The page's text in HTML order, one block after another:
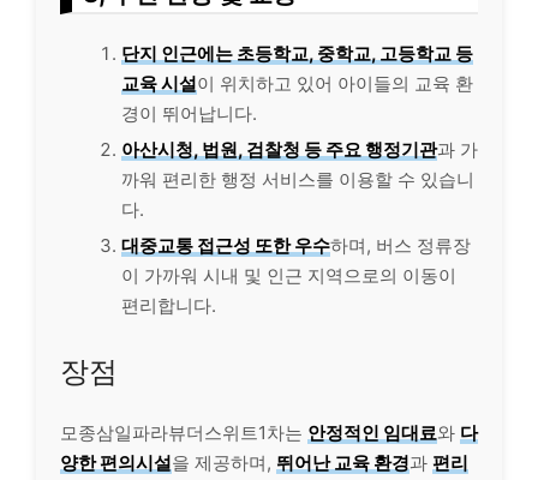
단지 인근에는 초등학교, 중학교, 고등학교 등
교육 시설이 위치하고 있어 아이들의 교육 환
경이 뛰어납니다.
아산시청, 법원, 검찰청 등 주요 행정기관과 가
까워 편리한 행정 서비스를 이용할 수 있습니
다.
대중교통 접근성 또한 우수하며, 버스 정류장
이 가까워 시내 및 인근 지역으로의 이동이
편리합니다.
장점
모종삼일파라뷰더스위트1차는 안정적인 임대료와 다
양한 편의시설을 제공하며, 뛰어난 교육 환경과 편리